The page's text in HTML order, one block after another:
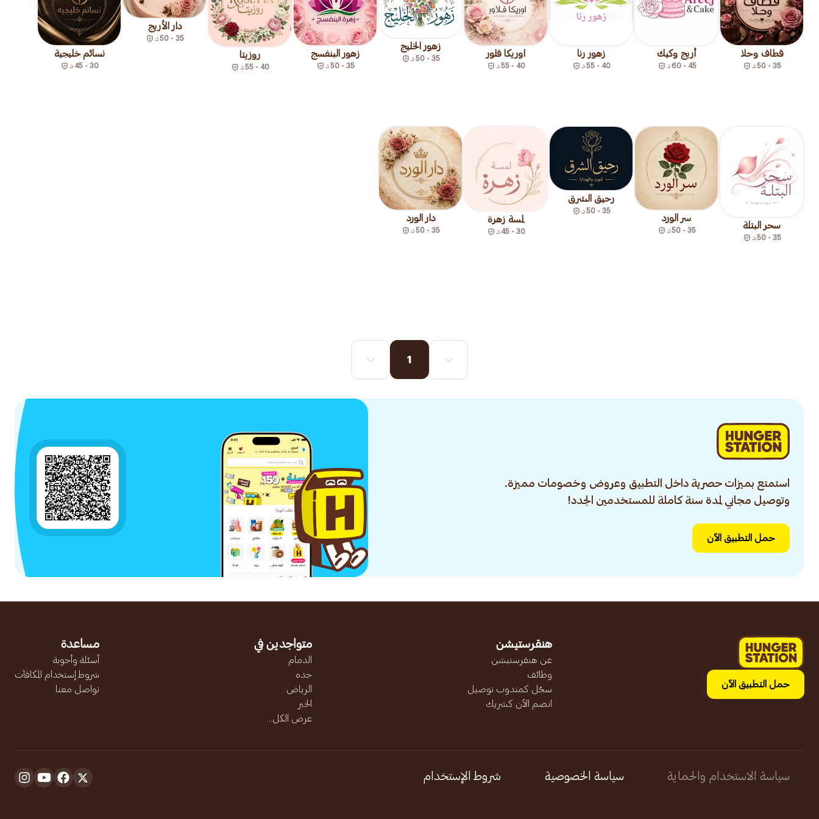
قطاف وحلا
35 - 50 د
أريج وكيك
45 - 60 د
زهور رنا
40 - 55 د
اوريكا فلور
40 - 55 د
زهور الخليج
35 - 50 د زهور البنفسج
35 - 50 د
روزيتا
40 - 55 د
دار الأريج
35 - 50 د
نسائم خليجية
30 - 45 د
سحر البتلة
35 - 50 د
سر الورد
35 - 50 د
رحيق الشرق
35 - 50 د
لمسة زهرة
30 - 45 د
دار الورد
35 - 50 د
1
استمتع بميزات حصرية داخل التطبيق وعروض وخصومات مميزة.
وتوصيل مجاني لمدة سنة كاملة للمستخدمين الجدد!
حمل التطبيق الآن
حمل التطبيق الآن
هنقرستيشن
عن هنقرستيشن
وظائف
سجّل كمندوب توصيل
انضم الآن كشريك
متواجدين في
الدمام
جده
الرياض
الخبر
عرض الكل...
مساعدة
أسئلة وأجوبة
شروط إستخدام المكافآت
تواصل معنا
سياسة الاستخدام والحماية سياسة الخصوصية شروط الإستخدام